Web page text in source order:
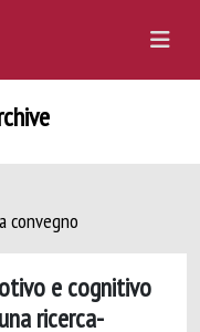
convegno
e cognitivo
ricerca-